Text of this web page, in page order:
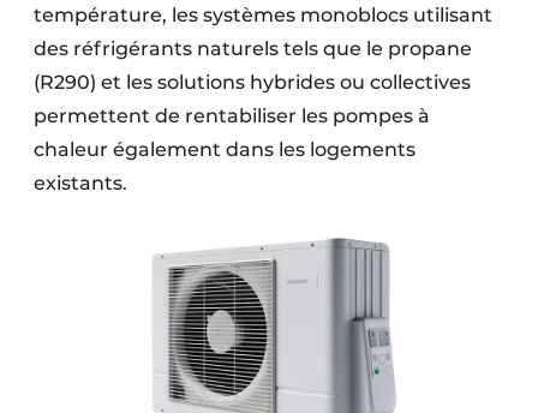
température, les systèmes monoblocs utilisant
des réfrigérants naturels tels que le propane
(R290) et les solutions hybrides ou collectives
permettent de rentabiliser les pompes à
chaleur également dans les logements
existants.